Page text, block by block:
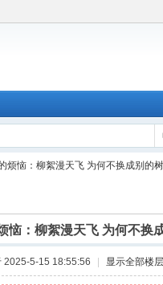
烦恼：柳絮漫天飞 为何不换成别的
恼：柳絮漫天飞 为何不换
2025-5-15 18:55:56 显示全部楼层